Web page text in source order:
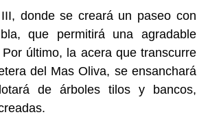
donde se creará un paseo con
que permitirá una agradable
último, la acera que transcurre
del Mas Oliva, se ensanchará
de árboles tilos y bancos,